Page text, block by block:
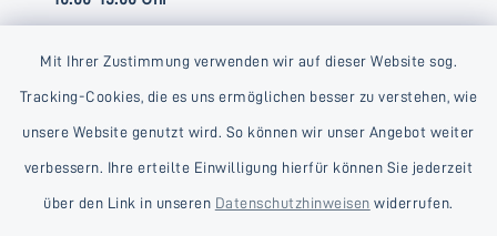
Mit Ihrer Zustimmung verwenden wir auf dieser Website sog.
Tracking-Cookies, die es uns ermöglichen besser zu verstehen, wie
unsere Website genutzt wird. So können wir unser Angebot weiter
verbessern. Ihre erteilte Einwilligung hierfür können Sie jederzeit
über den Link in unseren Datenschutzhinweisen widerrufen.
Kontakt